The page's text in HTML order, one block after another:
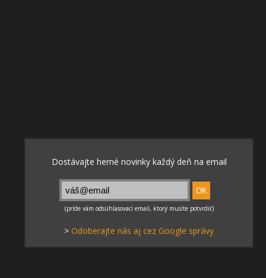
> Odoberajte nás aj cez Google správy